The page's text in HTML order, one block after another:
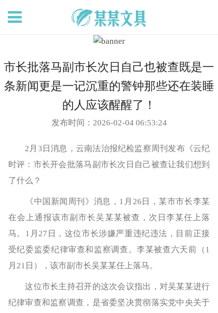
市长批落马副市长次日自己也被查既是一
条新闻更是一记沉重的警钟那些还在装睡
的人应该醒醒了！
发布时间：2026-02-04 06:53:24
2月3日消息，云南法治报纪检监察周刊发布《云纪
时评：市长开会批落马副市长次日自己被查让我们想到
了什么？
《中国新闻周刊》消息，1月26日，某市市长李某
在会上通报该市副市长吴某某被查，次日李某任上落
马。1月27日，这位市长涉嫌严重违纪违法，目前正接
受纪委监委纪律审查和监察调查。李某被查六天前（1
月21日），该市副市长吴某某任上落马。
这位市长主持召开的这次会议指出，对吴某某进行
纪律审查和监察调查，是省委坚决贯彻落实党中央关于